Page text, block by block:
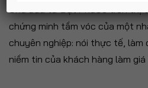
Chủ đầu tư Đạt Phước trên thị
chứng minh tầm vóc của một
chuyên nghiệp: nói thực tế,
niềm tin của khách hàng làm